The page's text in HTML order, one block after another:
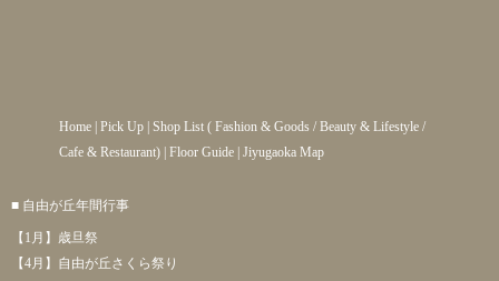
Home| Pick Up| Shop List( Fashion & Goods / Beauty & Lifestyle/
Cafe & Restaurant) | Floor Guide| Jiyugaoka Map
■ 自由が丘年間行事
【1月】歳旦祭
【4月】自由が丘さくら祭り